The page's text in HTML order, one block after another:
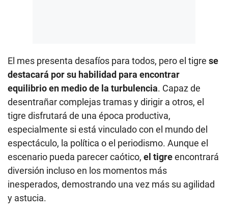
El mes presenta desafíos para todos, pero el tigre se
destacará por su habilidad para encontrar
equilibrio en medio de la turbulencia. Capaz de
desentrañar complejas tramas y dirigir a otros, el
tigre disfrutará de una época productiva,
especialmente si está vinculado con el mundo del
espectáculo, la política o el periodismo. Aunque el
escenario pueda parecer caótico, el tigreencontrará
diversión incluso en los momentos más
inesperados, demostrando una vez más su agilidad
y astucia.